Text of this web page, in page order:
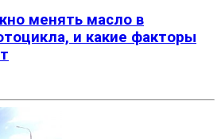
менять масло в
и какие факторы